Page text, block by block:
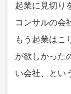
起業に見切り
コンサルの会
もう起業はこ
が欲しかった
い会社、とい